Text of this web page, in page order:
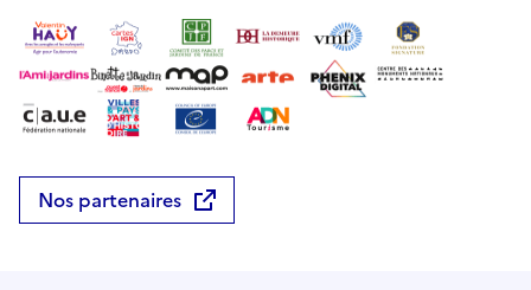
Nos partenaires